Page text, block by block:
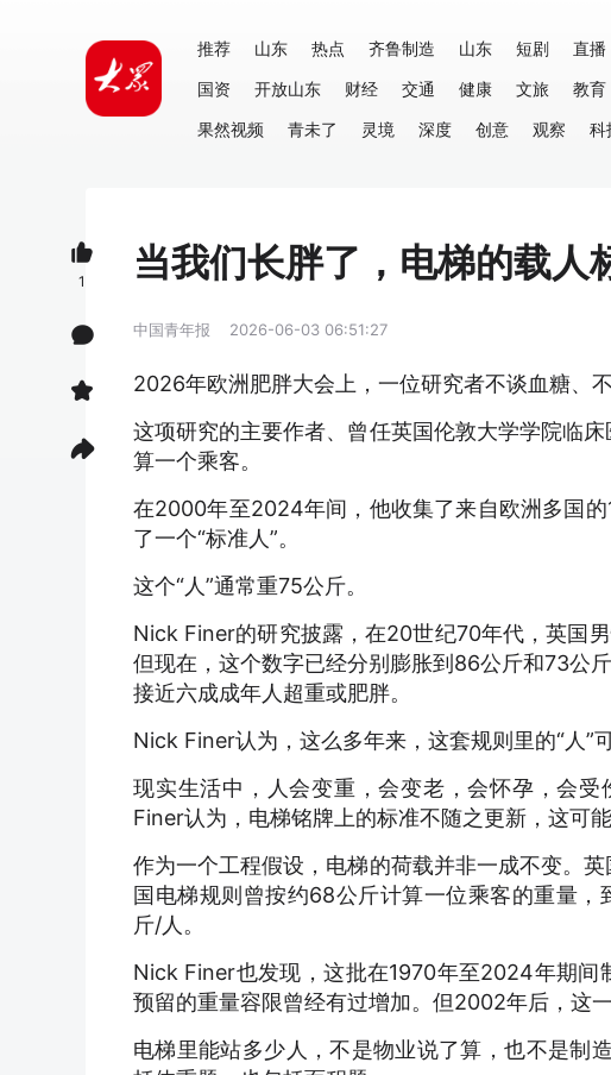
推荐 山东 热点 齐鲁制造 山东 短剧 直播
国资
开放山东 财经 交通 健康 文旅 教育
果然视频
青未了 灵境 深度 创意 观察 科
当我们长胖了，电梯的载人
中国青年报 2026-06-03 06:51:27
2026年欧洲肥胖大会上，一位研究者不谈血糖、
这项研究的主要作者、曾任英国伦敦大学学院临
算一个乘客。
在2000年至2024年间，他收集了来自欧洲多国
了一个“标准人”。
这个“人”通常重75公斤。
Nick Finer的研究披露，在20世纪70年代，英国
但现在，这个数字已经分别膨胀到86公斤和73公
接近六成成年人超重或肥胖。
Nick Finer认为，这么多年来，这套规则里的“人”
现实生活中，人会变重，会变老，会怀孕，会
Finer认为，电梯铭牌上的标准不随之更新，这可
作为一个工程假设，电梯的荷载并非一成不变。
国电梯规则曾按约68公斤计算一位乘客的重量
斤/人。
Nick Finer也发现，这批在1970年至2024年期
预留的重量容限曾经有过增加。但2002年后，这一
电梯里能站多少人，不是物业说了算，也不是制
1